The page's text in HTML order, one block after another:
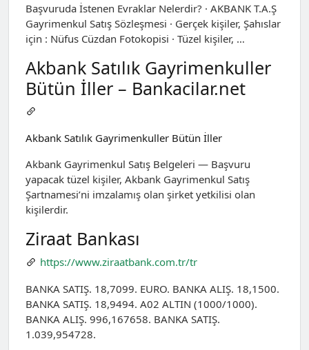
Başvuruda İstenen Evraklar Nelerdir? · AKBANK T.A.Ş
Gayrimenkul Satış Sözleşmesi · Gerçek kişiler, Şahıslar
için : Nüfus Cüzdan Fotokopisi · Tüzel kişiler, …
Akbank Satılık Gayrimenkuller
Bütün İller – Bankacilar.net
Akbank Satılık Gayrimenkuller Bütün İller
Akbank Gayrimenkul Satış Belgeleri — Başvuru
yapacak tüzel kişiler, Akbank Gayrimenkul Satış
Şartnamesi’ni imzalamış olan şirket yetkilisi olan
kişilerdir.
Ziraat Bankası
https://www.ziraatbank.com.tr/tr
BANKA SATIŞ. 18,7099. EURO. BANKA ALIŞ. 18,1500.
BANKA SATIŞ. 18,9494. A02 ALTIN (1000/1000).
BANKA ALIŞ. 996,167658. BANKA SATIŞ.
1.039,954728.